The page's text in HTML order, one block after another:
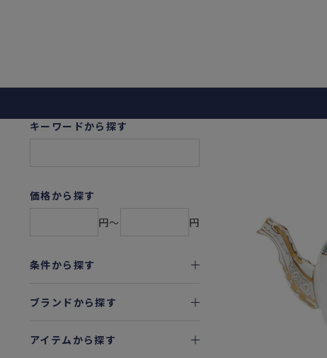
キーワードから探す
価格から探す
円〜
円
条件から探す
ブランドから探す
アイテムから探す